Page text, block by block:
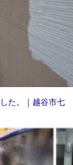
た。｜越谷市七